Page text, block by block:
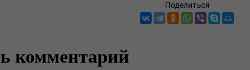
Поделиться
комментарий